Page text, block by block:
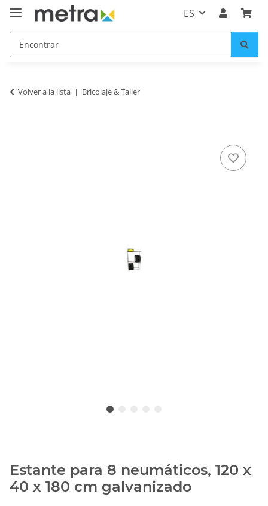
ES
Volver a la lista Bricolaje & Taller
Estante para 8 neumáticos, 120 x
40 x 180 cm galvanizado